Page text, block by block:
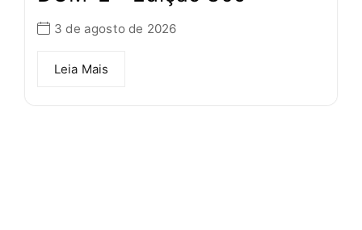
3 de agosto de 2026
Leia Mais